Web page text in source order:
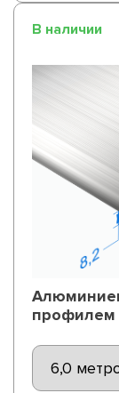
В наличии